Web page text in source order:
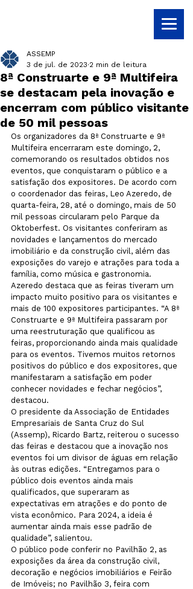
8ª Construarte e 9ª Multifeira
se destacam pela inovação e
encerram com público visitante
de 50 mil pessoas
ASSEMP
3 de jul. de 2023 2 min de leitura
Os organizadores da 8ª Construarte e 9ª
Multifeira encerraram este domingo, 2,
comemorando os resultados obtidos nos
eventos, que conquistaram o público e a
satisfação dos expositores. De acordo com
o coordenador das feiras, Leo Azeredo, de
quarta-feira, 28, até o domingo, mais de 50
mil pessoas circularam pelo Parque da
Oktoberfest. Os visitantes conferiram as
novidades e lançamentos do mercado
imobiliário e da construção civil, além das
exposições do varejo e atrações para toda a
família, como música e gastronomia.
Azeredo destaca que as feiras tiveram um
impacto muito positivo para os visitantes e
mais de 100 expositores participantes. “A 8ª
Construarte e 9ª Multifeira passaram por
uma reestruturação que qualificou as
feiras, proporcionando ainda mais qualidade
para os eventos. Tivemos muitos retornos
positivos do público e dos expositores, que
manifestaram a satisfação em poder
conhecer novidades e fechar negócios”,
destacou.
O presidente da Associação de Entidades
Empresariais de Santa Cruz do Sul
(Assemp), Ricardo Bartz, reiterou o sucesso
das feiras e destacou que a inovação nos
eventos foi um divisor de águas em relação
às outras edições. “Entregamos para o
público dois eventos ainda mais
qualificados, que superaram as
expectativas em atrações e do ponto de
vista econômico. Para 2024, a ideia é
aumentar ainda mais esse padrão de
qualidade”, salientou.
O público pode conferir no Pavilhão 2, as
exposições da área da construção civil,
decoração e negócios imobiliários e Feirão
de Imóveis; no Pavilhão 3, feira com